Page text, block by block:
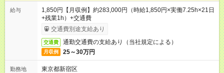
給与
1,850円【月収例】約283,000円（時給1,850円×実働7.25h×21日
+残業1h）+交通費
交通費別途支給あり
交通費 通勤交通費の支給あり（当社規定による）
月収例 25～30万円
勤務地
東京都新宿区